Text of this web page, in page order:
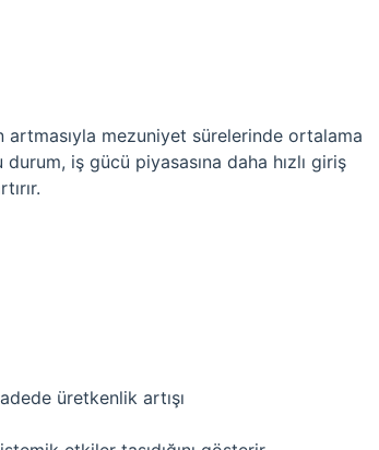
artmasıyla mezuniyet sürelerinde ortalama
iş gücü piyasasına daha hızlı giriş
üretkenlik artışı